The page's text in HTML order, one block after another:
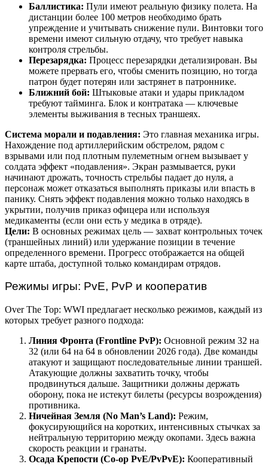
Баллистика: Пули имеют реальную физику полета. На
дистанции более 100 метров необходимо брать
упреждение и учитывать снижение пули. Винтовки того
времени имеют сильную отдачу, что требует навыка
контроля стрельбы.
Перезарядка: Процесс перезарядки детализирован. Вы
можете прервать его, чтобы сменить позицию, но тогда
патрон будет потерян или застрянет в патроннике.
Ближний бой: Штыковые атаки и удары прикладом
требуют тайминга. Блок и контратака — ключевые
элементы выживания в тесных траншеях.
Система морали и подавления: Это главная механика игры.
Нахождение под артиллерийским обстрелом, рядом с
взрывами или под плотным пулеметным огнем вызывает у
солдата эффект «подавления». Экран размывается, руки
начинают дрожать, точность стрельбы падает до нуля, а
персонаж может отказаться выполнять приказы или впасть в
панику. Снять эффект подавления можно только находясь в
укрытии, получив приказ офицера или используя
медикаменты (если они есть у медика в отряде).
Цели: В основных режимах цель — захват контрольных точек
(траншейных линий) или удержание позиции в течение
определенного времени. Прогресс отображается на общей
карте штаба, доступной только командирам отрядов.
Режимы игры: PvE, PvP и кооператив
Over The Top: WWI предлагает несколько режимов, каждый из
которых требует разного подхода:
Линия Фронта (Frontline PvP): Основной режим 32 на
32 (или 64 на 64 в обновлении 2026 года). Две команды
атакуют и защищают последовательные линии траншей.
Атакующие должны захватить точку, чтобы
продвинуться дальше. Защитники должны держать
оборону, пока не истекут билеты (ресурсы возрождения)
противника.
Ничейная Земля (No Man’s Land): Режим,
фокусирующийся на коротких, интенсивных стычках за
нейтральную территорию между окопами. Здесь важна
скорость реакции и гранаты.
Осада Крепости (Co-op PvE/PvPvE): Кооперативный